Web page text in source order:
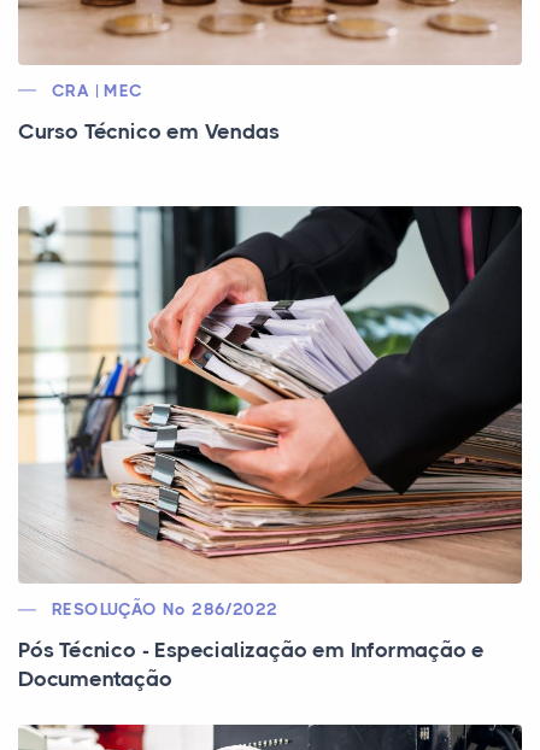
CRA | MEC
Curso Técnico em Vendas
RESOLUÇÃO Nº 286/2022
Pós Técnico - Especialização em Informação e
Documentação